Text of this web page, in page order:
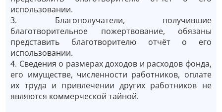
использовании.
3. Благополучатели, получившие
благотворительное пожертвование, обязаны
представить благотворителю отчёт о его
использовании.
4. Сведения о размерах доходов и расходов фонда,
его имуществе, численности работников, оплате
их труда и привлечении других работников не
являются коммерческой тайной.